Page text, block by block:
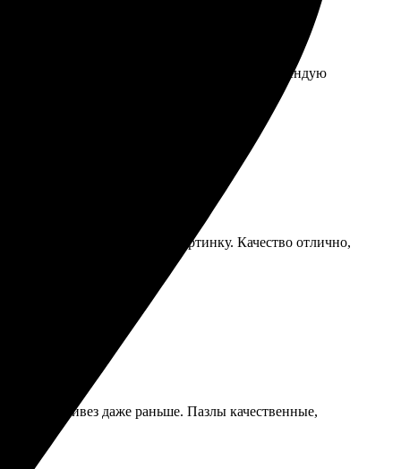
выбрала фото, загрузила их на сайт.
оперативной, всё пришло в целости. Рекомендую
на сайте, легко выбрать картинку. Качество отлично,
курьер привез даже раньше. Пазлы качественные,